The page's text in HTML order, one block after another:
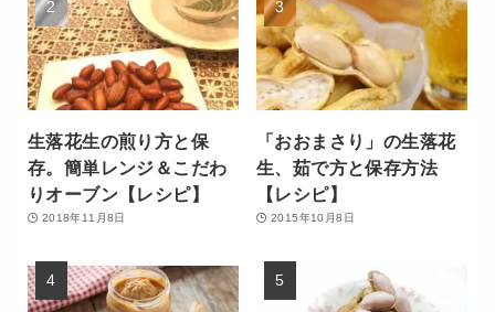
生落花生の煎り方と保
存。簡単レンジ＆こだわ
りオーブン【レシピ】
2018年11月8日
「おおまさり」の生落花
生、茹で方と保存方法
【レシピ】
2015年10月8日